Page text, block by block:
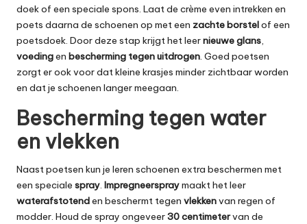
doek of een speciale spons. Laat de crème even intrekken en
poets daarna de schoenen op met een zachte borstelof een
poetsdoek. Door deze stap krijgt het leernieuwe glans,
voedingen bescherming tegen uitdrogen. Goed poetsen
zorgt er ook voor dat kleine krasjes minder zichtbaar worden
en dat je schoenen langer meegaan.
Bescherming tegen water
en vlekken
Naast poetsen kun je leren schoenen extra beschermen met
een speciale spray. Impregneerspraymaakt het leer
waterafstotenden beschermt tegen vlekkenvan regen of
modder. Houd de spray ongeveer30 centimetervan de